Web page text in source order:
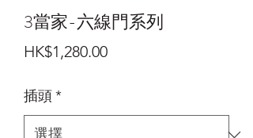
3當家-六線門系列
HK$1,280.00價
插頭*